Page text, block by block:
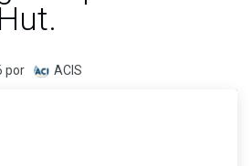
por ACIS